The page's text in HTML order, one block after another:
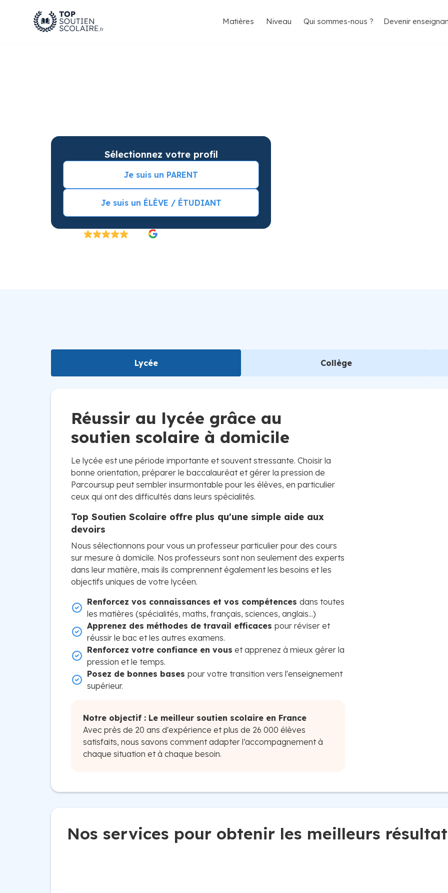
Matières Niveau Qui sommes-nous ? Devenir
Sélectionnez votre profil
Je suis un PARENT
Je suis un ÉLÈVE / ÉTUDIANT
Lycée Collège
Réussir au lycée grâce au
soutien scolaire à domicile
Le lycée est une période importante et souvent stressante. Choisir la
bonne orientation, préparer le baccalauréat et gérer la pression de
Parcoursup peut sembler insurmontable pour les élèves, en particulier
ceux qui ont des difficultés dans leurs spécialités.
Top Soutien Scolaire offre plus qu'une simple aide aux
devoirs
Nous sélectionnons pour vous un professeur particulier pour des cours
sur mesure à domicile. Nos professeurs sont non seulement des experts
dans leur matière, mais ils comprennent également les besoins et les
objectifs uniques de votre lycéen.
Renforcez vos connaissances et vos compétences dans toutes
les matières (spécialités, maths, français, sciences, anglais...)
Apprenez des méthodes de travail efficaces pour réviser et
réussir le bac et les autres examens.
Renforcez votre confiance en vous et apprenez à mieux gérer la
pression et le temps.
Posez de bonnes bases pour votre transition vers l'enseignement
supérieur.
Notre objectif : Le meilleur soutien scolaire en France
Avec près de 20 ans d'expérience et plus de 26 000 élèves
satisfaits, nous savons comment adapter l’accompagnement à
chaque situation et à chaque besoin.
Nos services pour obtenir les meilleurs